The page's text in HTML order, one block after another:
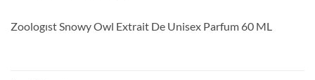
Zoologıst Snowy Owl Extrait De Unisex Parfum 60 ML